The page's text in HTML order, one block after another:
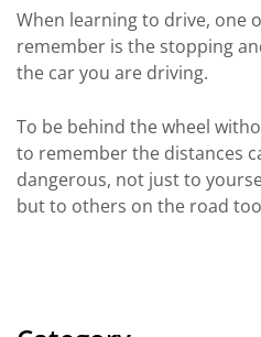
When learning to drive, one
remember is the stopping
the car you are driving.
To be behind the wheel
to remember the distances
dangerous, not just to
but to others on the road